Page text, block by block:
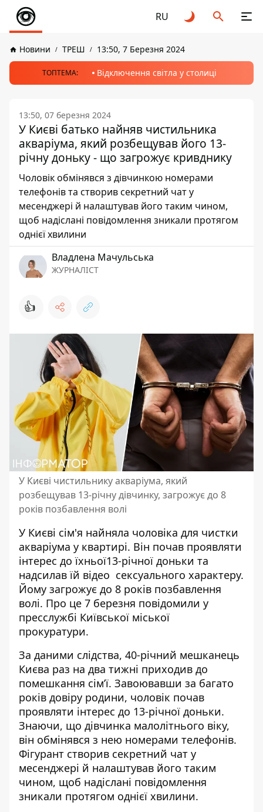
RU
Новини ТРЕШ 13:50, 7 Березня 2024
ТОПТЕМА: Відключення світла у столиці
13:50, 07 березня 2024
У Києві батько найняв чистильника
акваріума, який розбещував його 13-
річну доньку - що загрожує кривднику
Чоловік обмінявся з дівчинкою номерами
телефонів та створив секретний чат у
месенджері й налаштував його таким чином,
щоб надіслані повідомлення зникали протягом
однієї хвилини
Владлена Мачульська
ЖУРНАЛІСТ
👍
У Києві чистильнику акваріума, який
розбещував 13-річну дівчинку, загрожує до 8
років позбавлення волі
У Києві сім'я найняла чоловіка для чистки
акваріума у квартирі. Він почав проявляти
інтерес до їхньої13-річної доньки та
надсилав їй відео сексуального характеру.
Йому загрожує до 8 років позбавлення
волі. Про це 7 березня повідомили у
пресслужбі Київської міської
прокуратури.
За даними слідства, 40-річний мешканець
Києва раз на два тижні приходив до
помешкання сім’ї. Завоювавши за багато
років довіру родини, чоловік почав
проявляти інтерес до 13-річної доньки.
Знаючи, що дівчинка малолітнього віку,
він обмінявся з нею номерами телефонів.
Фігурант створив секретний чат у
месенджері й налаштував його таким
чином, щоб надіслані повідомлення
зникали протягом однієї хвилини.